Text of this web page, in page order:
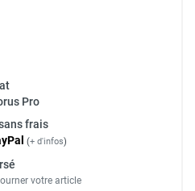
Pro
frais
Pal (+ d'infos)
votre article